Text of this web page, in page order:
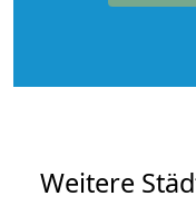
Weitere